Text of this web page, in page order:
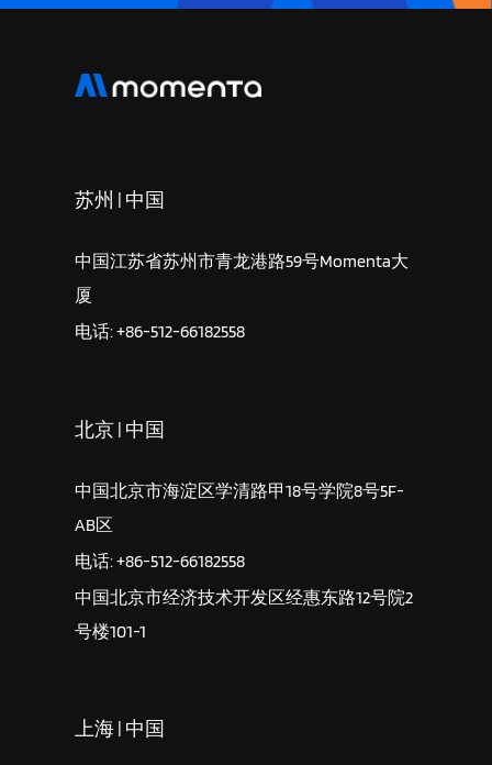
苏州 | 中国
中国江苏省苏州市青龙港路59号Momenta大
厦
电话: +86-512-66182558
北京 | 中国
中国北京市海淀区学清路甲18号学院8号5F-
AB区
电话: +86-512-66182558
中国北京市经济技术开发区经惠东路12号院2
号楼101-1
上海 | 中国